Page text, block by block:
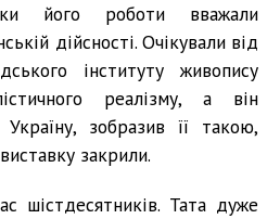
його роботи вважали
дійсності. Очікували від
інституту живопису
реалізму, а він
зобразив її такою,
закрили.
шістдесятників. Тата дуже